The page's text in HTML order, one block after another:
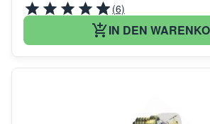
(6)
IN DEN